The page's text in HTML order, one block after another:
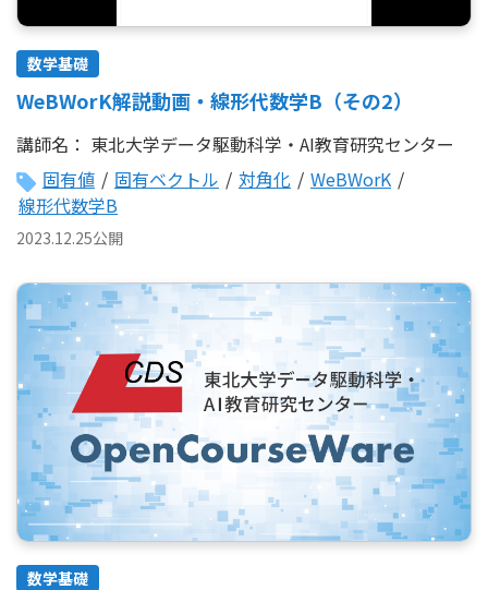
数学基礎
WeBWorK解説動画・線形代数学B（その2）
講師名： 東北大学データ駆動科学・AI教育研究センター
固有値 / 固有ベクトル / 対角化 / WeBWorK /
線形代数学B
2023.12.25公開
数学基礎